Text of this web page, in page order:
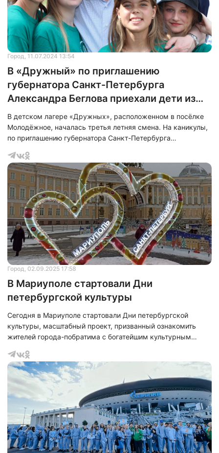
Город, 11.07.2024 13:54
В «Дружный» по приглашению
губернатора Санкт-Петербурга
Александра Беглова приехали дети из
Мариуполя
В детском лагере «Дружных», расположенном в посёлке
Молодёжное, началась третья летняя смена. На каникулы,
по приглашению губернатора Санкт-Петербурга
смене участвуют почти 400 детей. На торжественной
линейке, посвящённой открытию смены, были
представлены планы на ближайшие две недели.
Город, 02.09.2025 17:58
В Мариуполе стартовали Дни
петербургской культуры
Сегодня в Мариуполе стартовали Дни петербургской
культуры, масштабный проект, призванный ознакомить
жителей города-побратима с богатейшим культурным
мероприятия – укрепление сотрудничества между Санкт-
Петербургом и Мариуполем, демонстрация многообразия
культурной жизни Санкт-Петербурга, охватывающего
театры, музеи и систему образования.